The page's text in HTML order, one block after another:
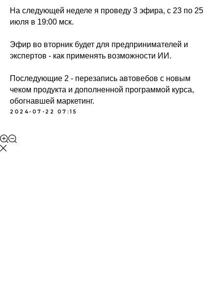
На следующей неделе я проведу 3 эфира, с 23 по 25
июля в 19:00 мск.
Эфир во вторник будет для предпринимателей и
экспертов - как применять возможности ИИ.
Последующие 2 - перезапись автовебов с новым
чеком продукта и дополненной программой курса,
обогнавшей маркетинг.
2024-07-22 07:15